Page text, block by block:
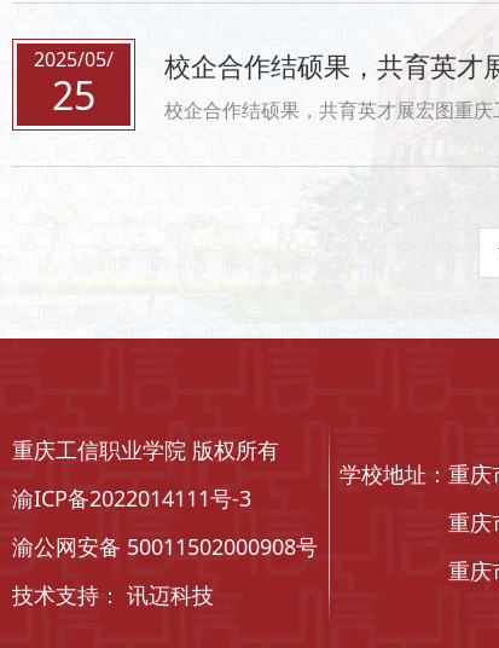
2025/05/
25
校企合作结硕果，共育英才
校企合作结硕果，共育英才展宏图重庆工信职业学院与中铁电气化局城铁公司维管分公司联合举办
重庆工信职业学院 版权所有
渝ICP备2022014111号-3
渝公网安备 50011502000908号
技术支持： 讯迈科技
学校地址：重庆
重庆市长寿
重庆市沙坪